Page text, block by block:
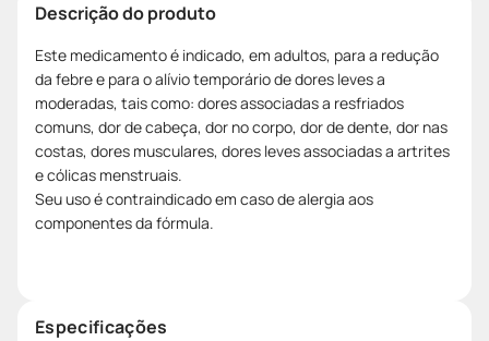
Descrição do produto
Este medicamento é indicado, em adultos, para a redução
da febre e para o alívio temporário de dores leves a
moderadas, tais como: dores associadas a resfriados
comuns, dor de cabeça, dor no corpo, dor de dente, dor nas
costas, dores musculares, dores leves associadas a artrites
e cólicas menstruais.
Seu uso é contraindicado em caso de alergia aos
componentes da fórmula.
Especificações